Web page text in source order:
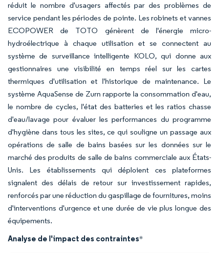
réduit le nombre d'usagers affectés par des problèmes de
service pendant les périodes de pointe. Les robinets et vannes
ECOPOWER de TOTO génèrent de l'énergie micro-
hydroélectrique à chaque utilisation et se connectent au
système de surveillance intelligente KOLO, qui donne aux
gestionnaires une visibilité en temps réel sur les cartes
thermiques d'utilisation et l'historique de maintenance. Le
système AquaSense de Zurn rapporte la consommation d'eau,
le nombre de cycles, l'état des batteries et les ratios chasse
d'eau/lavage pour évaluer les performances du programme
d'hygiène dans tous les sites, ce qui souligne un passage aux
opérations de salle de bains basées sur les données sur le
marché des produits de salle de bains commerciale aux États-
Unis. Les établissements qui déploient ces plateformes
signalent des délais de retour sur investissement rapides,
renforcés par une réduction du gaspillage de fournitures, moins
d'interventions d'urgence et une durée de vie plus longue des
équipements.
Analyse de l'impact des contraintes*